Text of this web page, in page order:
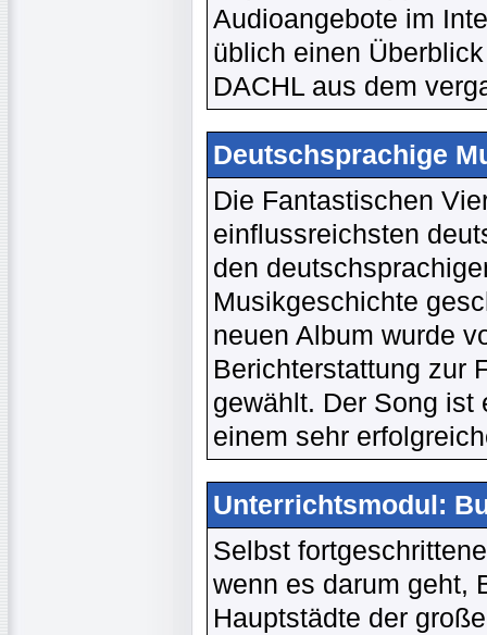
Audioangebote im
üblich einen
DACHL aus dem
Deutschsprachige
Die Fantastischen
einflussreichsten
den
Musikgeschichte
neuen Album wurde
Berichterstattung zur
gewählt. Der Song ist
einem sehr
Unterrichtsmodul:
Selbst
wenn es darum geht,
Hauptstädte der